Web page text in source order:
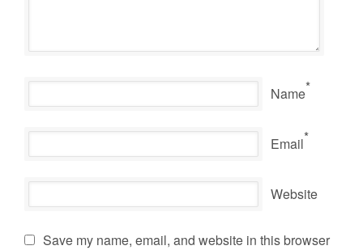
Name*
Email*
Website
Save my name, email, and website in this browser